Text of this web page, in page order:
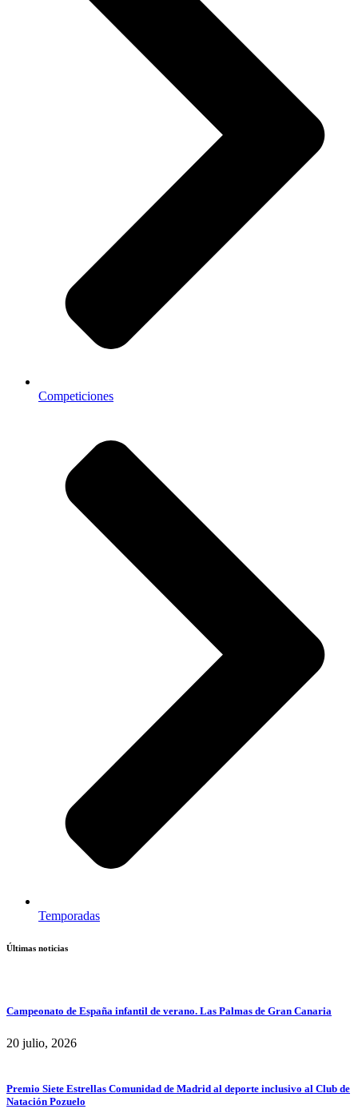
Competiciones
Temporadas
Últimas noticias
Campeonato de España infantil de verano. Las Palmas de Gran Canaria
20 julio, 2026
Premio Siete Estrellas Comunidad de Madrid al deporte inclusivo al Club de
Natación Pozuelo